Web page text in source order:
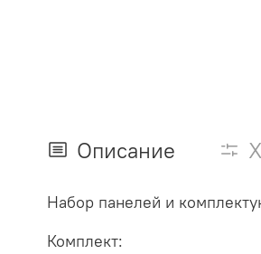
Описание
Набор панелей и
Комплект: